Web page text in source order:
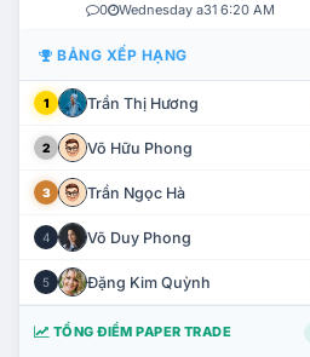
0 Wednesday a31 6:20 AM
BẢNG XẾP HẠNG
1 Trần Thị Hương
2 Võ Hữu Phong
3 Trần Ngọc Hà
4 Võ Duy Phong
5 Đặng Kim Quỳnh
TỔNG ĐIỂM PAPER TRADE